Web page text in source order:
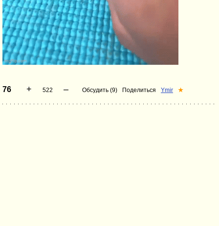
76 + 522 – Обсудить (9) Поделиться Ymir ★